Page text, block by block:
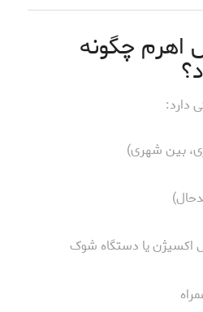
اهرم چگونه
دارد:
بین شهری)
اکسیژن یا دستگاه شوک